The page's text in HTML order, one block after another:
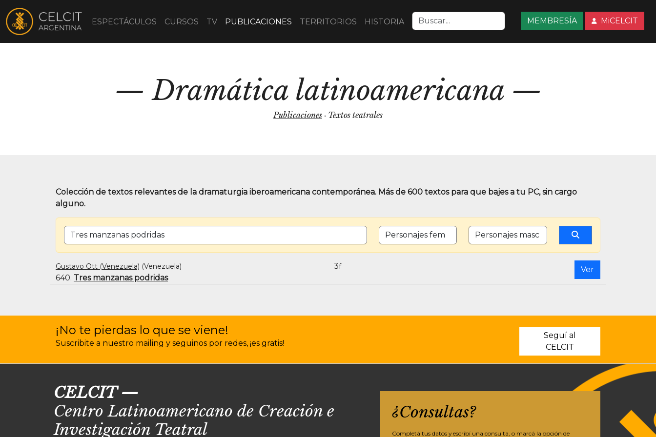
MEMBRESÍA MiCELCIT
ESPECTÁCULOS CURSOS TV PUBLICACIONES TERRITORIOS HISTORIA
Dramática latinoamericana
Publicaciones · Textos teatrales
Colección de textos relevantes de la dramaturgia iberoamericana contemporánea. Más de 600 textos para que bajes a tu PC, sin cargo
alguno.
BUSCAR POR TÍTULO O PALABRA CLAVE CANTIDAD DE PERSONAJES FEMENINOSCANTIDAD DE PERSONAJES MASCULINOS
Gustavo Ott (Venezuela) (Venezuela)
640. Tres manzanas podridas
3f Ver
¡No te pierdas lo que se viene!
Suscribite a nuestro mailing y seguinos por redes, ¡es gratis!
Seguí al
CELCIT
CELCIT—
Centro Latinoamericano de Creación e
Investigación Teatral
¿Consultas?
Completá tus datos y escribí una consulta, o marcá la opción de